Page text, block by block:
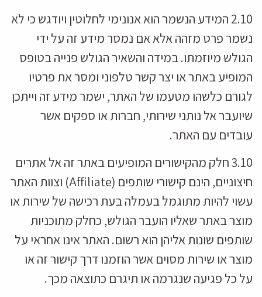
2.10 המידע הנשמר הוא אנונימי לחלוטין ויודגש כי לא
נשמר פרט מזהה אלא אם נמסר מידע זה על ידי
הגולש מיוזמתו. במידה והשאיר הגולש פנייה בטופס
המופיע באתר או יצר קשר טלפוני ומסר את פרטיו
לגורם כלשהו מטעמו של האתר, ישמר מידע זה וייתכן
שיועבר אל נותני שירותי, חברות או ספקים אשר
עובדים עם האתר.
3.10 חלק מהקישורים המופיעים באתר זה אל אתרים
חיצוניים, הינם קישורי שותפים (Affiliate) וצוות האתר
עשוי להיות מתוגמל בעמלה בעת רכישה של שירות או
מוצר באתר שאליו הועבר הגולש, כחלק מתוכניות
שותפים שונות אליהן הוא רשום. האתר אינו אחראי על
מוצר או שירות מסוים אשר הוזמנו דרך קישור זה או
על כל פגיעה שנגרמה או תיגרם כתוצאה מכך.